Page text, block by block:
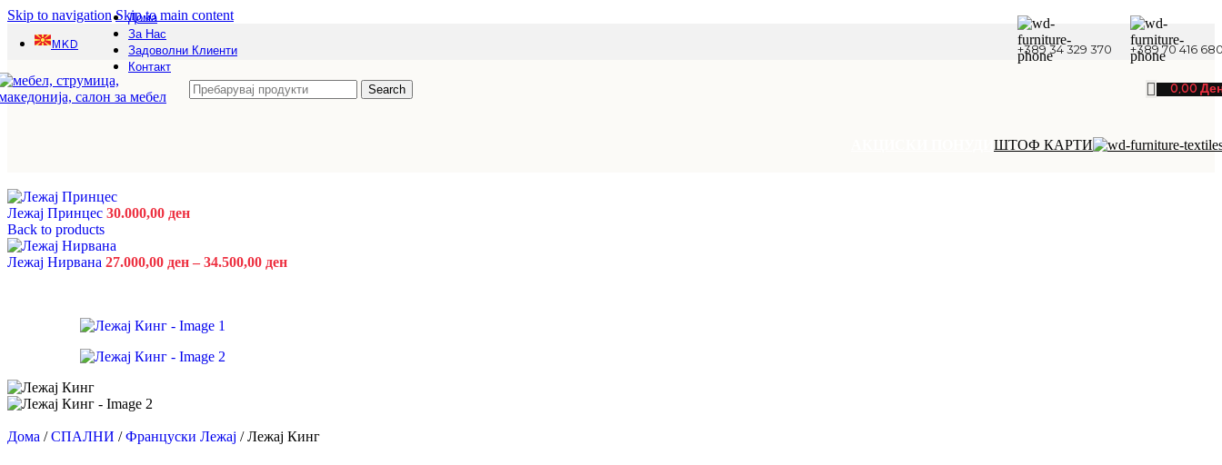
Skip to navigation Skip to main content
MKD
Дома
За Нас
Задоволни Клиенти
Контакт
+389 34 329 370 +389 70 416
Search 0,00
Боја
Непроѕирна Бела
Сив Храст
Исчисти
- + Додај во кошница Купи
Компјутерска маса ЕРАТОСТЕН ЛП
Компјутерски Маси
12.500,00ден
Боја
Брз преглед
ШТОФ КАРТИ
Лежај Принцес 30.000,00 ден
Back to products
Лежај Нирвана 27.000,00 ден – 34.500,00 ден
Дома / СПАЛНИ / Француски Лежај / Лежај Кинг